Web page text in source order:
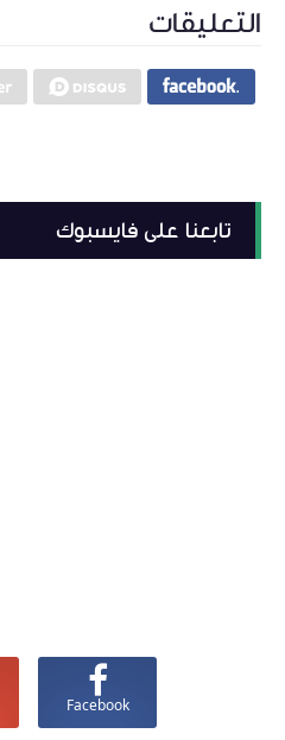
التعليقات
تابعنا على فايسبوك
Facebook